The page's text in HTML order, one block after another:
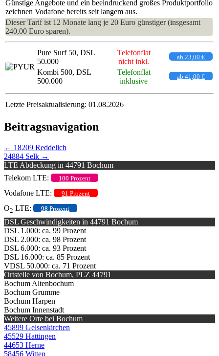
Günstige Angebote und ein beeindruckend großes Produktportfolio
zeichnen Vodafone bereits seit langem aus.
Dieser Tarif ist 12 Monate lang je 20 Euro günstiger (insgesamt
240,00 Euro sparen).
Pure Surf 50, DSL
50.000
Telefonflat
nicht inkl.
ab 23,00 €
Kombi 500, DSL
500.000
Telefonflat
inklusive
ab 41,00 €
Letzte Preisaktualisierung: 01.08.2026
Beitragsnavigation
← 18209 Reddelich
24884 Selk →
LTE Abdeckung in 44791 Bochum
Telekom LTE:
100 Prozent
Vodafone LTE: 91 Prozent
O2 LTE: 98 Prozent
DSL Geschwindigkeiten in 44791 Bochum
DSL 1.000: ca. 99 Prozent
DSL 2.000: ca. 98 Prozent
DSL 6.000: ca. 93 Prozent
DSL 16.000: ca. 85 Prozent
VDSL 50.000: ca. 71 Prozent
Ortsteile von Bochum, PLZ 44791
Bochum Altenbochum
Bochum Grumme
Bochum Harpen
Bochum Innenstadt
Weitere Orte bei Bochum
45899 Gelsenkirchen
45529 Hattingen
44653 Herne
58456 Witten